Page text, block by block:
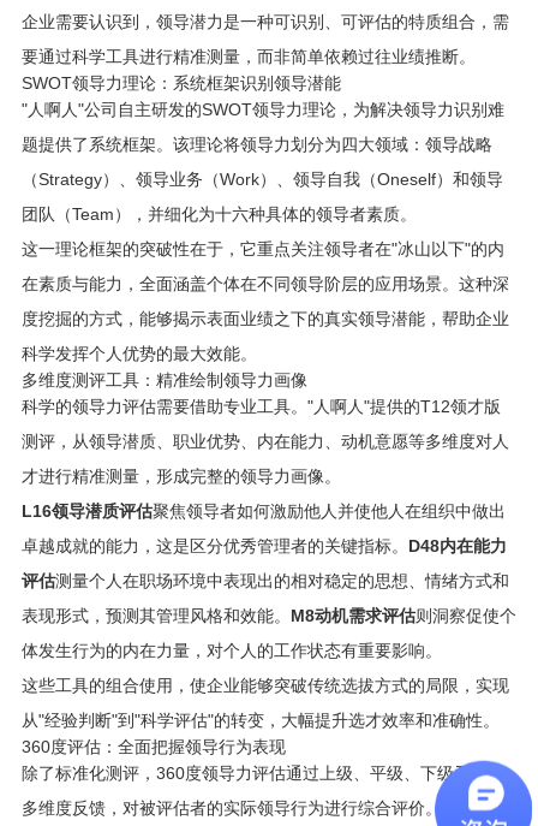
企业需要认识到，领导潜力是一种可识别、可评估的特质组合，需
要通过科学工具进行精准测量，而非简单依赖过往业绩推断。
SWOT领导力理论：系统框架识别领导潜能
"人啊人"公司自主研发的SWOT领导力理论，为解决领导力识别难
题提供了系统框架。该理论将领导力划分为四大领域：领导战略
（Strategy）、领导业务（Work）、领导自我（Oneself）和领导
团队（Team），并细化为十六种具体的领导者素质。
这一理论框架的突破性在于，它重点关注领导者在"冰山以下"的内
在素质与能力，全面涵盖个体在不同领导阶层的应用场景。这种深
度挖掘的方式，能够揭示表面业绩之下的真实领导潜能，帮助企业
科学发挥个人优势的最大效能。
多维度测评工具：精准绘制领导力画像
科学的领导力评估需要借助专业工具。"人啊人"提供的T12领才版
测评，从领导潜质、职业优势、内在能力、动机意愿等多维度对人
才进行精准测量，形成完整的领导力画像。
L16领导潜质评估聚焦领导者如何激励他人并使他人在组织中做出
卓越成就的能力，这是区分优秀管理者的关键指标。 D48内在能力
评估测量个人在职场环境中表现出的相对稳定的思想、情绪方式和
表现形式，预测其管理风格和效能。 M8动机需求评估则洞察促使个
体发生行为的内在力量，对个人的工作状态有重要影响。
这些工具的组合使用，使企业能够突破传统选拔方式的局限，实现
从"经验判断"到"科学评估"的转变，大幅提升选才效率和准确性。
360度评估：全面把握领导行为表现
除了标准化测评，360度领导力评估通过上级、平级、下级及本人
多维度反馈，对被评估者的实际领导行为进行综合评价。这种方法